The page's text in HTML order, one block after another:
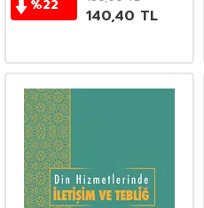
%22
140,40 TL